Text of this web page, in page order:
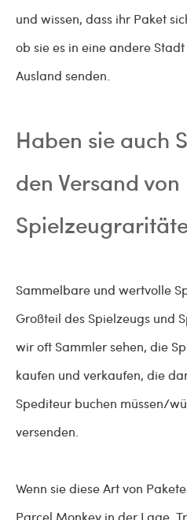
und wissen, dass ihr Paket
ob sie es in eine andere
Ausland senden.
Haben sie auch
den Versand von
Sammelbare und wertvolle
Großteil des Spielzeugs und
wir oft Sammler sehen, die
kaufen und verkaufen, die
Spediteur buchen müssen/
versenden.
Wenn sie diese Art von
Parcel Monkey in der Lage,